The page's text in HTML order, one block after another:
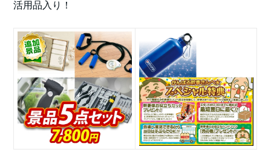
活用品入り！